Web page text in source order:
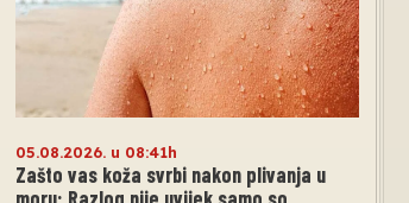
05.08.2026. u 08:41h
Zašto vas koža svrbi nakon plivanja u